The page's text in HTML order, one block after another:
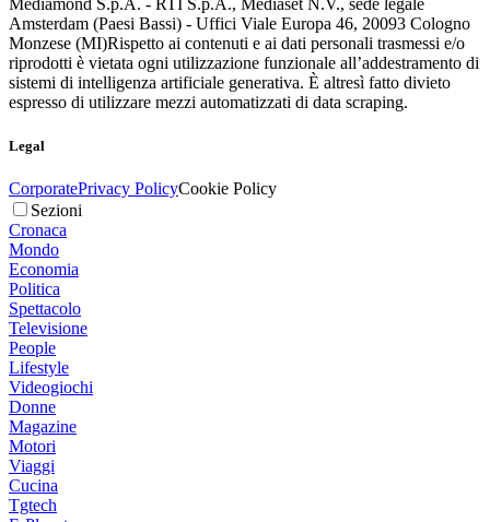
Mediamond S.p.A. - RTI S.p.A., Mediaset N.V., sede legale
Amsterdam (Paesi Bassi) - Uffici Viale Europa 46, 20093 Cologno
Monzese (MI)Rispetto ai contenuti e ai dati personali trasmessi e/o
riprodotti è vietata ogni utilizzazione funzionale all’addestramento di
sistemi di intelligenza artificiale generativa. È altresì fatto divieto
espresso di utilizzare mezzi automatizzati di data scraping.
Legal
CorporatePrivacy PolicyCookie Policy
Sezioni
Cronaca
Mondo
Economia
Politica
Spettacolo
Televisione
People
Lifestyle
Videogiochi
Donne
Magazine
Motori
Viaggi
Cucina
Tgtech